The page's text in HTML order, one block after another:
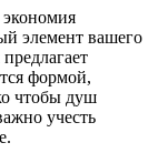
экономия
элемент вашего
формой,
чтобы душ
учесть